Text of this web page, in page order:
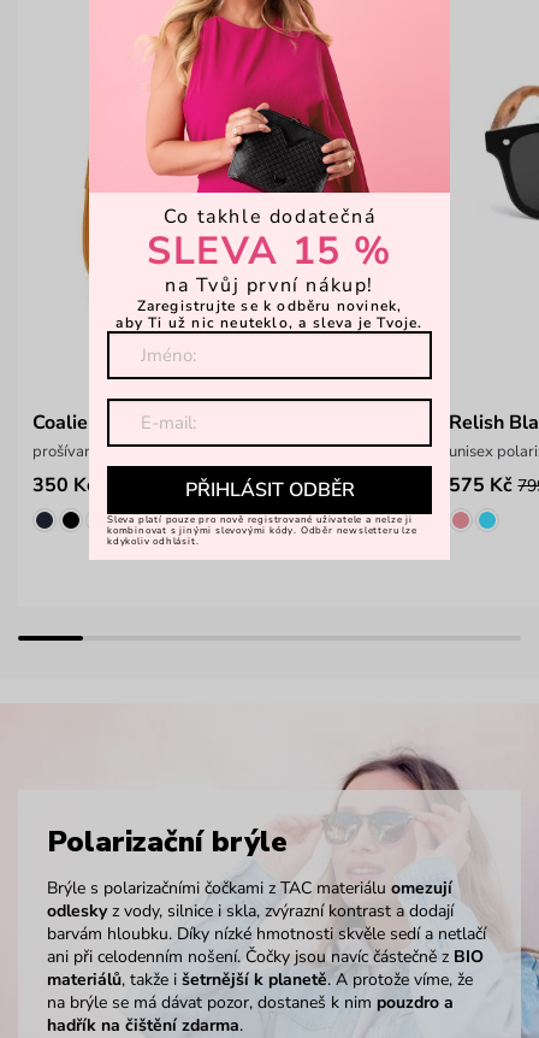
Coalie MN Yellow
prošívaná crossbody kabelka
350 Kč
Relish
unisex
575 Kč
Polarizační brýle
Brýle s polarizačními čočkami z TAC materiálu omezují
odleskyz vody, silnice i skla, zvýrazní kontrast a dodají
barvám hloubku. Díky nízké hmotnosti skvěle sedí a netlačí
ani při celodenním nošení. Čočky jsou navíc částečně z BIO
materiálů, takže i šetrnější k planetě. A protože víme, že
na brýle se má dávat pozor, dostaneš k nim pouzdro a
hadřík na čištění zdarma.
Co takhle dodatečná
SLEVA 15 %
na Tvůj první nákup!
Zaregistrujte se k odběru novinek,
aby Ti už nic neuteklo, a sleva je Tvoje.
PŘIHLÁSIT ODBĚR
Sleva platí pouze pro nově registrované uživatele a nelze ji
kombinovat s jinými slevovými kódy. Odběr newsletteru lze
kdykoliv odhlásit.